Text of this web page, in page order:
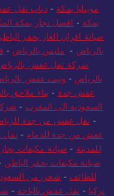
بالرياض
-شركة تنظيف
موبيليا بمكة -دباب نقل
بمكة - افضل نجار بمكة
صيانة افران الغاز بحفر
بالرياض- مليس بالرياض -
شركة نقل عفش بالرياض
بالرياض
-ونيت عفش
عفش جدة
-بناء ملاحق
السعودية الى المغرب-
-نقل عفش من جدة
عفش من جدة للدمام-
للمدينة- صيانة مكيفات
صيانة مكيفات بحفر الباطن
للطائف -شحن من